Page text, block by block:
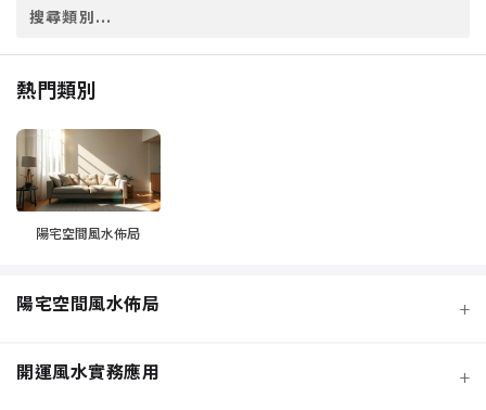
熱門類別
陽宅空間風水佈局
陽宅空間風水佈局 +
開運風水實務應用 +